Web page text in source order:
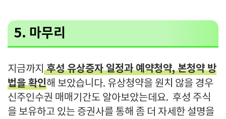
5. 마무리
지금까지 후성 유상증자 일정과 예약청약, 본청약 방
법을 확인해 보았습니다. 유상청약을 원치 않을 경우
신주인수권 매매기간도 알아보았는데요. 후성 주식
을 보유하고 있는 증권사를 통해 좀 더 자세한 설명을